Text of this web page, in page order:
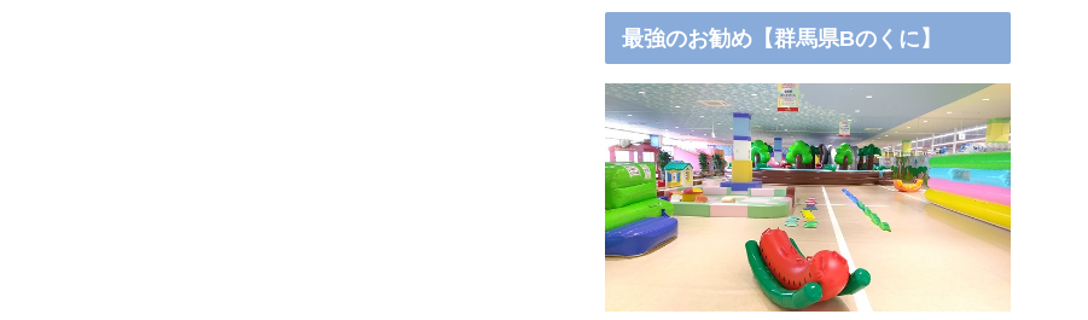
最強のお勧め【群馬県Bのくに】